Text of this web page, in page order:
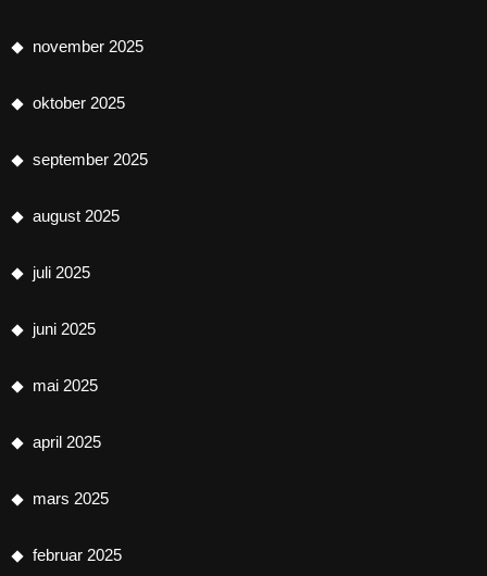
november 2025
oktober 2025
september 2025
august 2025
juli 2025
juni 2025
mai 2025
april 2025
mars 2025
februar 2025